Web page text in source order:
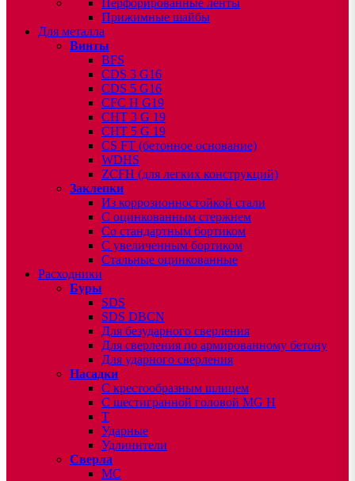
Перфорированные ленты
Прижимные шайбы
Для металла
Винты
BFS
CDS 3 G16
CDS 5 G16
CFC H G19
CHT 3 G 19
CHT 5 G 19
CS FT (бетонное основание)
WDHS
ZCFH (для легких конструкций)
Заклепки
Из коррозионностойкой стали
С оцинкованным стержнем
Со стандартным бортиком
С увеличенным бортиком
Стальные оцинкованные
Расходники
Буры
SDS
SDS DBCN
Для безударного сверления
Для сверления по армированному бетону
Для ударного сверления
Насадки
С крестообразным шлицем
С шестигранной головой MG H
T
Ударные
Удлинители
Сверла
МС